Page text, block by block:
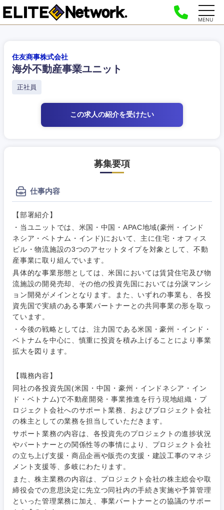
MENU
住友商事株式会社
海外不動産事業ユニット
正社員
この求人の紹介を受けたい
募集要項
仕事内容
【部署紹介】
・当ユニットでは、米国・中国・APAC地域(豪州・インド
ネシア・ベトナム・インド)において、主に住宅・オフィス
ビル・物流施設の3つのアセットタイプを対象として、不動
産事業に取り組んでいます。
具体的な事業形態としては、米国においては賃貸住宅及び物
流施設の開発売却、その他の投資先国においては分譲マンシ
ョン開発がメインとなります。また、いずれの事業も、各投
資先国で実績のある事業パートナーとの共同事業の形を取っ
ています。
・今後の戦略としては、注力国である米国・豪州・インド・
ベトナムを中心に、慎重に投資を積み上げることにより事業
拡大を図ります。
【職務内容】
同社の各投資先国(米国・中国・豪州・インドネシア・イン
ド・ベトナム)で不動産開発・事業推進を行う現地組織・プ
ロジェクト会社へのサポート業務、およびプロジェクト会社
の株主としての業務を担当していただきます。
サポート業務の内容は、各投資先のプロジェクトの進捗状況
やパートナーとの関係性等の事情により、プロジェクト会社
の立ち上げ支援・商品企画や販売の支援・建設工事のマネジ
メント支援等、多岐にわたります。
また、株主業務の内容は、プロジェクト会社の株主総会や取
締役会での意思決定に先立つ同社内の手続き実施や予算管理
といった管理業務に加え、事業パートナーとの協議のサポー
ご希望の職種を選択してください
経営企
画・事業
企画
ド
管理
SCM
人事
マーケテ
ィング
すべての経営企画・事業企
画
事業管理
新規事業企画・立上げ
M&A・事業投資
経営企画
政策渉外
ご希望の職種を選択してください
経営企画・事業企画
経営ボード
管理
SCM
人事
マーケティング
営業
サービス
ご希望の業界を選択してください
エネルギー・資源・環境
自動車・機械・船舶
電気・電子・半導体
素材・化学・金属
メディカル・ヘルスケア・ライフサイエンス
ご希望の勤務地を選択してください
北海道・東北地方
北海道
秋田県
宮城県 山形県
福島県
ご希望条件を入力ください
希望年収
推奨年齢
40代 50代
フリーワード
こだわり条件を入力ください
急募 第二新卒